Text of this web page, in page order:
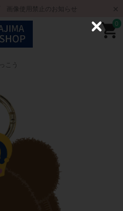
画像使用禁止のお知らせ
0
こう
C